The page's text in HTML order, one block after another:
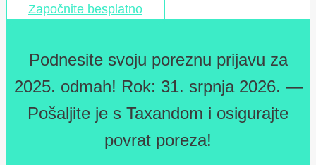
Započnite besplatno
Podnesite svoju poreznu prijavu za
2025. odmah! Rok: 31. srpnja 2026. —
Pošaljite je s Taxandom i osigurajte
povrat poreza!